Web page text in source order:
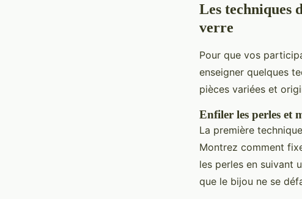
Les techniques
verre
Pour que vos
enseigner quelques
pièces variées et
Enfiler les perles et
La première
Montrez comment
les perles en suivant
que le bijou ne se